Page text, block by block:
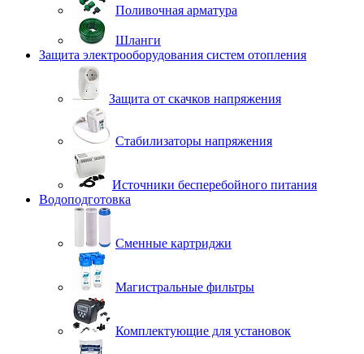
Поливочная арматура
Шланги
Защита электрооборудования систем отопления
Защита от скачков напряжения
Стабилизаторы напряжения
Источники бесперебойного питания
Водоподготовка
Сменные картриджи
Магистральные фильтры
Комплектующие для установок